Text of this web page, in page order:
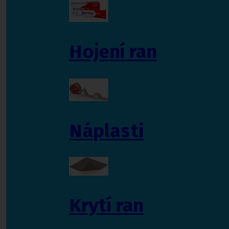
Hojení ran
Náplasti
Krytí ran